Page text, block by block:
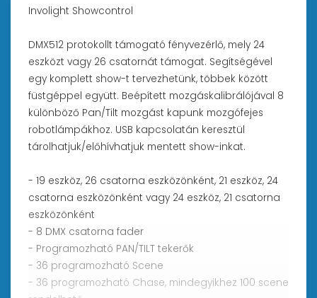
Involight Showcontrol
DMX512 protokollt támogató fényvezérlő, mely 24
eszközt vagy 26 csatornát támogat. Segítségével
egy komplett show-t tervezhetünk, többek között
füstgéppel együtt. Beépített mozgáskalibrálójával 8
különböző Pan/Tilt mozgást kapunk mozgófejes
robotlámpákhoz. USB kapcsolatán keresztül
tárolhatjuk/előhívhatjuk mentett show-inkat.
- 19 eszköz, 26 csatorna eszközönként, 21 eszköz, 24
csatorna eszközönként vagy 24 eszköz, 21 csatorna
eszközönként
- 8 DMX csatorna fader
- Programozható PAN/TILT tekerők
- 36 programozható Scene
- 36 programozható Chase, mindegyikhez 100 scene